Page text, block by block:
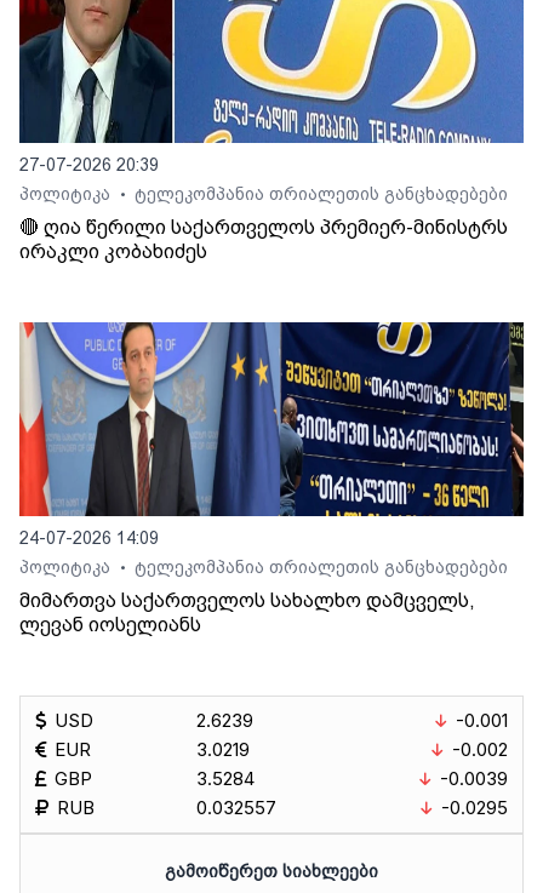
27-07-2026 20:39
პოლიტიკა
• ტელეკომპანია თრიალეთის განცხადებები
🔴 ღია წერილი საქართველოს პრემიერ-მინისტრს
ირაკლი კობახიძეს
24-07-2026 14:09
პოლიტიკა
• ტელეკომპანია თრიალეთის განცხადებები
მიმართვა საქართველოს სახალხო დამცველს,
ლევან იოსელიანს
USD
EUR
GBP
RUB
2.6239
3.0219
3.5284
0.032557
-0.001
-0.002
-0.0039
-0.0295
ᲒᲐᲛᲝᲘᲬᲔᲠᲔᲗ ᲡᲘᲐᲮᲚᲔᲔᲑᲘ